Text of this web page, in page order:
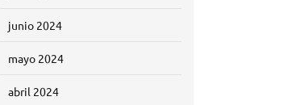
junio 2024
mayo 2024
abril 2024